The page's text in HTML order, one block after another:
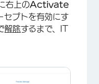
右上のActivate
セプトを有効にす
解除するまで、IT